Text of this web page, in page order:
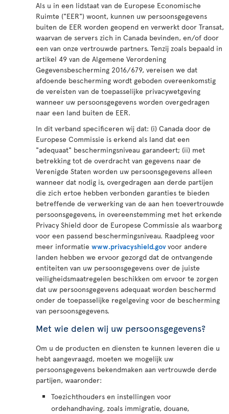
Als u in een lidstaat van de Europese Economische
Ruimte ("EER") woont, kunnen uw persoonsgegevens
buiten de EER worden geopend en verwerkt door Transat,
waarvan de servers zich in Canada bevinden, en/of door
een van onze vertrouwde partners. Tenzij zoals bepaald in
artikel 49 van de Algemene Verordening
Gegevensbescherming 2016/679, vereisen we dat
afdoende bescherming wordt geboden overeenkomstig
de vereisten van de toepasselijke privacywetgeving
wanneer uw persoonsgegevens worden overgedragen
naar een land buiten de EER.
In dit verband specificeren wij dat: (i) Canada door de
Europese Commissie is erkend als land dat een
"adequaat" beschermingsniveau garandeert; (ii) met
betrekking tot de overdracht van gegevens naar de
Verenigde Staten worden uw persoonsgegevens alleen
wanneer dat nodig is, overgedragen aan derde partijen
die zich ertoe hebben verbonden garanties te bieden
betreffende de verwerking van de aan hen toevertrouwde
persoonsgegevens, in overeenstemming met het erkende
Privacy Shield door de Europese Commissie als waarborg
voor een passend beschermingsniveau. Raadpleeg voor
meer informatie www.privacyshield.gov voor andere
landen hebben we ervoor gezorgd dat de ontvangende
entiteiten van uw persoonsgegevens over de juiste
veiligheidsmaatregelen beschikken om ervoor te zorgen
dat uw persoonsgegevens adequaat worden beschermd
onder de toepasselijke regelgeving voor de bescherming
van persoonsgegevens.
Met wie delen wij uw persoonsgegevens?
Om u de producten en diensten te kunnen leveren die u
hebt aangevraagd, moeten we mogelijk uw
persoonsgegevens bekendmaken aan vertrouwde derde
partijen, waaronder:
Toezichthouders en instellingen voor
ordehandhaving, zoals immigratie, douane,